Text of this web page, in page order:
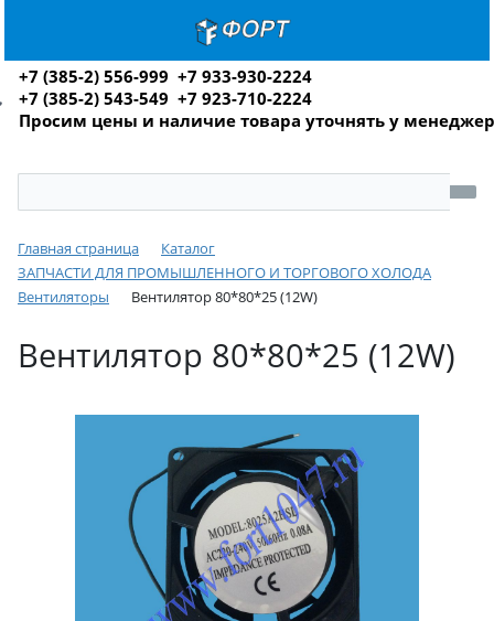
+7 (385-2) 556-999 +7 933-930-2224
+7 (385-2) 543-549 +7 923-710-2224
Просим цены и наличие товара уточнять у
Главная страница
Каталог
ЗАПЧАСТИ ДЛЯ ПРОМЫШЛЕННОГО И ТОРГОВОГО ХОЛОДА
Вентиляторы
Вентилятор 80*80*25 (12W)
Вентилятор 80*80*25 (12W)